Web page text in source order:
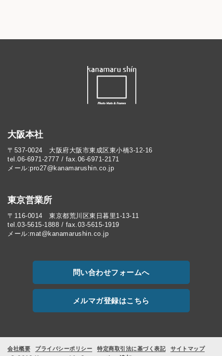
大阪本社
〒537-0024 大阪府大阪市東成区東小橋3-12-16
tel.06-6971-2777 / fax.06-6971-2171
メール:pro27@kanamarushin.co.jp​
東京営業所
〒116-0014 東京都荒川区東日暮里1-13-11
tel.03-5615-1888 / fax.03-5615-1919
メール:mat@kanamarushin.co.jp
問い合わせフォームへ
メルマガ登録はこちら
会社概要 プライバシーポリシー 特定商取引法に基づく表記 サイトマップ